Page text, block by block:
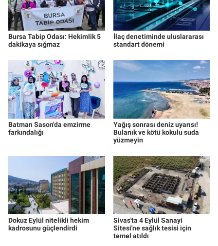
Bursa Tabip Odası: Hekimlik 5
dakikaya sığmaz
İlaç denetiminde uluslararası
standart dönemi
Batman Sason'da emzirme
farkındalığı
Yağış sonrası deniz uyarısı!
Bulanık ve kötü kokulu suda
yüzmeyin
Dokuz Eylül nitelikli hekim
kadrosunu güçlendirdi
Sivas'ta 4 Eylül Sanayi
Sitesi'ne sağlık tesisi için
temel atıldı